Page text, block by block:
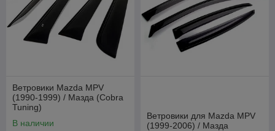
Ветровики Mazda MPV
(1990-1999) / Мазда (Cobra
Tuning)
В наличии
Ветровики для Mazda MPV
(1999-2006) / Мазда